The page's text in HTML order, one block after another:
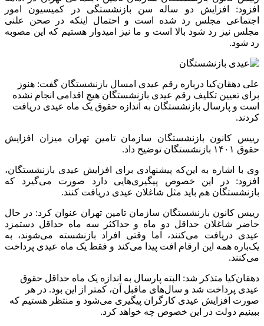
افزود: افزایش دو ساله سن بازنشستگی در کمیسیون امور
اجتماعی مجلس رد شده است و احتمال اینکه در صحن علنی
مجلس نیز رد شود بالا است و ما نیز امیدوار هستیم که این مصوبه
رد شود.
علی دهقان‌کیا درباره رقم عیدی امسال بازنشستگان گفت: هنوز
برای تعیین تکلیف رقم عیدی بازنشستگان هیچ اقدامی انجام نشده
است و پارسال بازنشستگان به اندازه حقوق یک ماه عیدی دریافت
کردند.
رییس کانون بازنشستگان سازمان تامین تهران میزان افزایش
حقوق ۱۴۰۱ بازنشستگان توضیح داد.
وی با اشاره به این‌که پیشنهادی برای افزایش عیدی بازنشستگان،
افزود: در این خصوص پیگیری‌هایی دارد صورت می‌گیرد که
بازنشستگان هم باید مثل شاغلان عیدی دریافت کنند.
رییس کانون بازنشستگان سازمان تامین تهران عنوان کرد: در حال
حاضر شاغلان حداقل دو ماه و حداکثر سه ماه حداقل دستمزد
عیدی دریافت می‌کنند، اما وقتی افراد بازنشسته می‌شوند، به
یک‌باره همه این ارقام افت پیدا می‌کند و فقط یک ماه عیدی پرداخت
می‌کنند.
دهقان‌کیا متذکر شد: البته پارسال به اندازه یک ماه حداقل حقوق
عیدی پرداخت شد و سال‌های ماقبل آن، کمتر از این بود. در هر
صورت افزایش عیدی کارگران پیگیری می‌شود و منتظر هستیم که
ببینیم دولت در این خصوص چه خواهد کرد.